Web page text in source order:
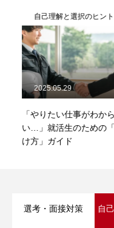
自己理解と選択のヒント
「やりたい仕事がわからな
い…」就活生のための「
け方」ガイド
2025.05.29
選考・面接対策 自